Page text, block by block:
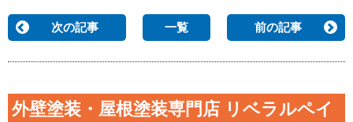
次の記事 一覧 前の記事
外壁塗装・屋根塗装専門店 リベラルペイ